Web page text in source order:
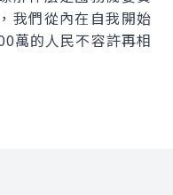
我們從內在自我開始
萬的人民不容許再相